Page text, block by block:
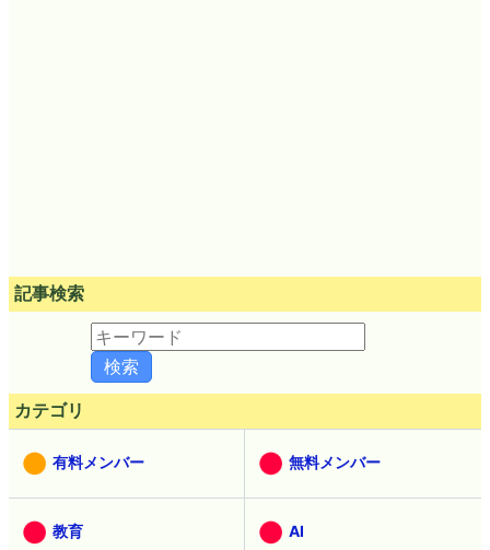
記事検索
カテゴリ
有料メンバー 無料メンバー
教育 AI